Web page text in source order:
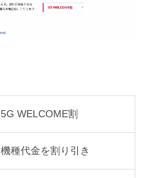
5G WELCOME割
機種代金を割り引き